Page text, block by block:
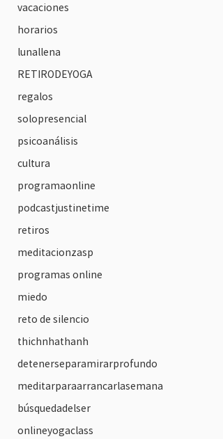
vacaciones
horarios
lunallena
RETIRODEYOGA
regalos
solopresencial
psicoanálisis
cultura
programaonline
podcastjustinetime
retiros
meditacionzasp
programas online
miedo
reto de silencio
thichnhathanh
detenerseparamirarprofundo
meditarparaarrancarlasemana
búsquedadelser
onlineyogaclass